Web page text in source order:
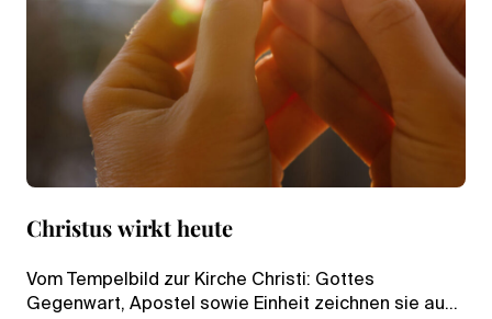
Christus wirkt heute
Vom Tempelbild zur Kirche Christi: Gottes
Gegenwart, Apostel sowie Einheit zeichnen sie aus,